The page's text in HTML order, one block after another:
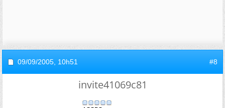
09/09/2005, 10h51 #8
invite41069c81